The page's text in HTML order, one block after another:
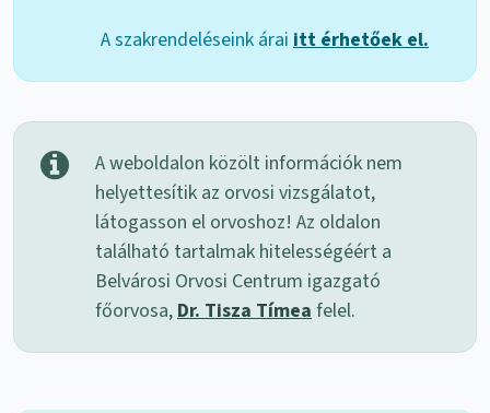
A szakrendeléseink árai itt érhetőek el.
A weboldalon közölt információk nem
helyettesítik az orvosi vizsgálatot,
látogasson el orvoshoz! Az oldalon
található tartalmak hitelességéért a
Belvárosi Orvosi Centrum igazgató
főorvosa, Dr. Tisza Tímea felel.